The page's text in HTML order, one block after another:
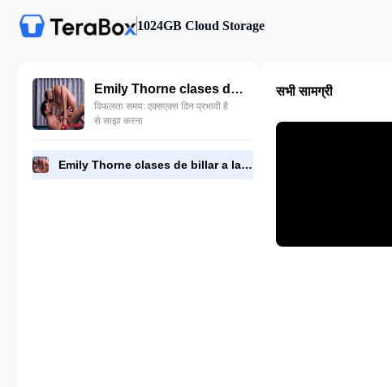
1024GB Cloud Storage
Emily Thorne clases de billar a la tetona.mp4
विफलता समय: एक्सएक्स दिन प्रभावी है
से साझा करना
Emily Thorne clases de billar a la tetona.mp4
सभी सामग्री